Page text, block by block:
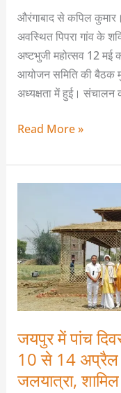
औरंगाबाद से कपिल
अवस्थित पिपरा गांव के
अष्टभुजी महोत्सव 12 मई
आयोजन समिति की बैठक
अध्यक्षता में हुई। संचालन
बैठक
Read More »
जयपुर में पांच
10 से 14 अप्रैल
जलयात्रा,
पांच
दिवसीय
शत्रुंजय
शतचंडी
महायज्ञ
से
14
अप्रैल